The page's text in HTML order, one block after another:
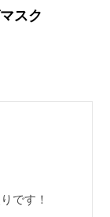
スク
です！